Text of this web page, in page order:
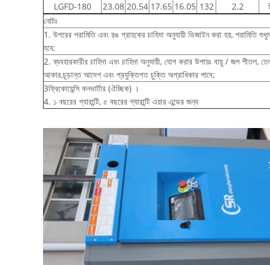
LGFD-180
23.08 20.54 17.65 16.05 132 2.2
নোটঃ
1. উপরের পরামিতি এবং রঙ গ্রাহকের চাহিদা অনুযায়ী ডিজাইন করা হয়, পরামিতি
হবে;
2. ব্যবহারকারীর চাহিদা এবং চাহিদা অনুযায়ী, যোগ করার উপায়ঃ বায়ু / জল শীতল,
আকার,চূড়ান্ত আদেশ এবং প্রযুক্তিগত চুক্তি অগ্রাধিকার পাবে;
3ফ্রিকোয়েন্সি কনভার্টার (ঐচ্ছিক) ।
4. ১ বছরের গ্যারান্টি, ৫ বছরের গ্যারান্টি এয়ার এন্ডের জন্য